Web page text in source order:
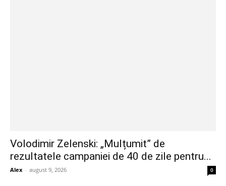
Volodimir Zelenski: „Mulțumit” de
rezultatele campaniei de 40 de zile pentru...
Alex - august 9, 2026 0